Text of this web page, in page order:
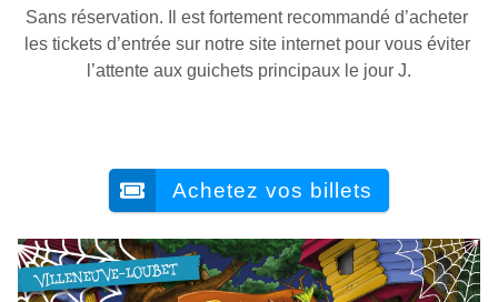
Sans réservation. Il est fortement recommandé d’acheter
les tickets d’entrée sur notre site internet pour vous éviter
l’attente aux guichets principaux le jour J.
Achetez vos billets